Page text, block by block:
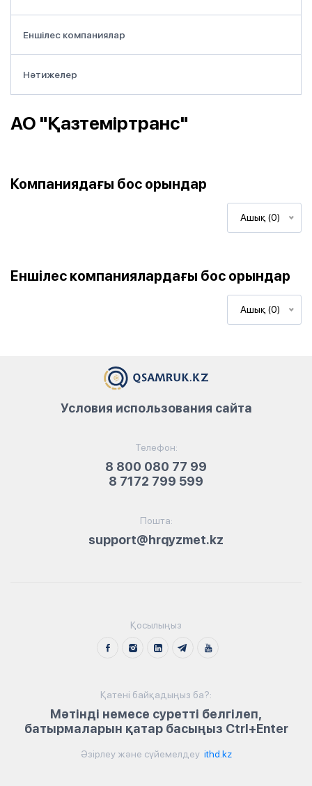
Еншілес компаниялар
Нәтижелер
АО "Қазтеміртранс"
Компаниядағы бос орындар
Ашық (0)
Еншілес компаниялардағы бос орындар
Ашық (0)
Телефон:
8 800 080 77 99
8 7172 799 599
Пошта:
support@hrqyzmet.kz
Условия использования сайта
Қосылыңыз
Қатені байқадыңыз ба?:
Мәтінді немесе суретті белгілеп,
батырмаларын қатар басыңыз Ctrl+Enter
Әзірлеу және сүйемелдеу ithd.kz